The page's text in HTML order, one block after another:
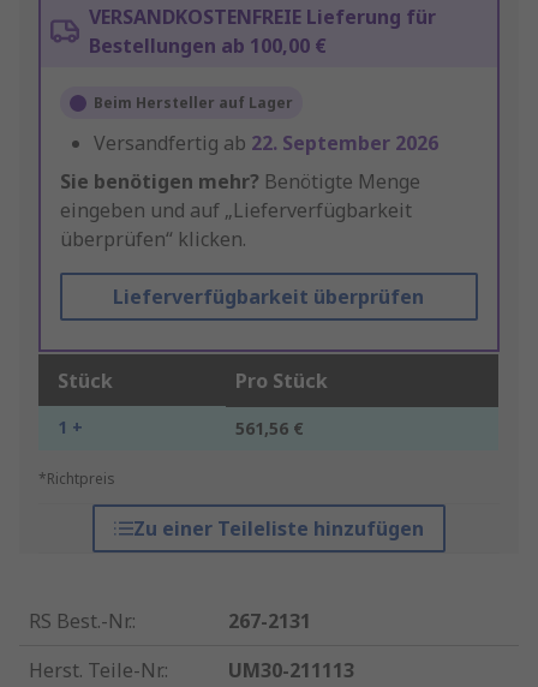
VERSANDKOSTENFREIE Lieferung für
Bestellungen ab 100,00 €
Beim Hersteller auf Lager
Versandfertig ab 22. September 2026
Sie benötigen mehr? Benötigte Menge
eingeben und auf „Lieferverfügbarkeit
überprüfen“ klicken.
Lieferverfügbarkeit überprüfen
Stück Pro Stück
1 + 561,56 €
*Richtpreis
Zu einer Teileliste hinzufügen
RS Best.-Nr.:
267-2131
Herst. Teile-Nr.:
UM30-211113